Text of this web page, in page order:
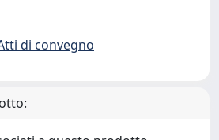
di convegno